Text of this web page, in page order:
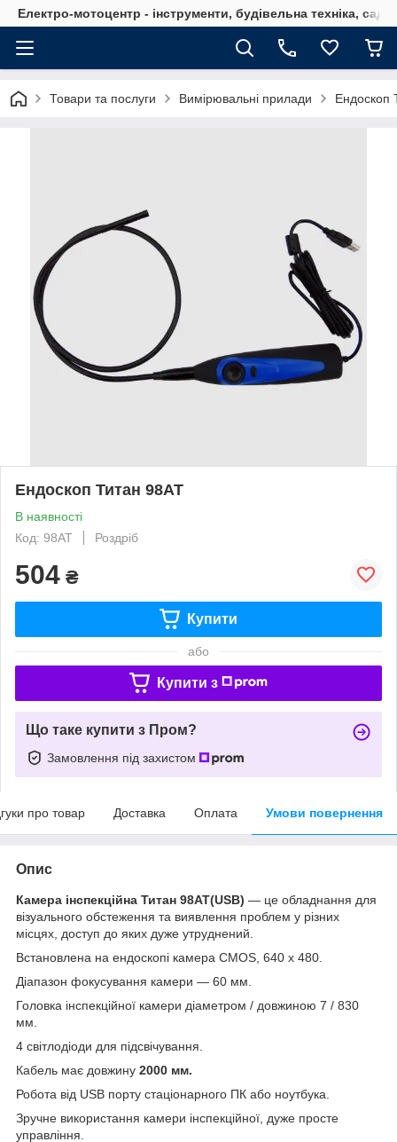
Електро-мотоцентр - інструменти, будівельна техніка,
Товари та послуги Вимірювальні прилади Ендоскоп
Ендоскоп Титан 98AT
В наявності
Код: 98AT
Роздріб
504 ₴
Купити
або
Купити з
Що таке купити з Пром?
Замовлення під захистом
про товар Доставка Оплата Умови повернення
Опис
Камера інспекційна Титан 98AT(USB) — це обладнання для
візуального обстеження та виявлення проблем у різних
місцях, доступ до яких дуже утруднений.
Встановлена на ендоскопі камера CMOS, 640 х 480.
Діапазон фокусування камери — 60 мм.
Головка інспекційної камери діаметром / довжиною 7 / 830
мм.
4 світлодіоди для підсвічування.
Кабель має довжину 2000 мм.
Робота від USB порту стаціонарного ПК або ноутбука.
Зручне використання камери інспекційної, дуже просте
управління.